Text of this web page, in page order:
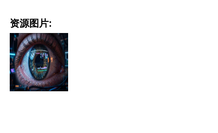
资源图片: